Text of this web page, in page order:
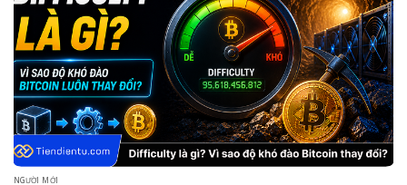
NGƯỜI MỚI